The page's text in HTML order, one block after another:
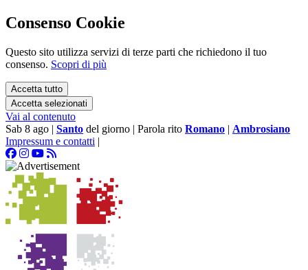
Consenso Cookie
Questo sito utilizza servizi di terze parti che richiedono il tuo
consenso. Scopri di più
Accetta tutto
Accetta selezionati
Vai al contenuto
Sab 8 ago | Santo del giorno | Parola rito Romano | Ambrosiano
Impressum e contatti |